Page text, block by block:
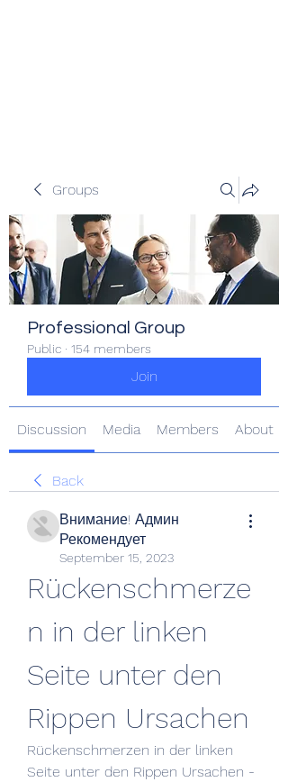
Groups
Professional Group
Public · 154 members
Join
Discussion Media Members About
Back
Внимание! Админ
Рекомендует
September 15, 2023
Rückenschmerze
n in der linken
Seite unter den
Rippen Ursachen
Rückenschmerzen in der linken
Seite unter den Rippen Ursachen -